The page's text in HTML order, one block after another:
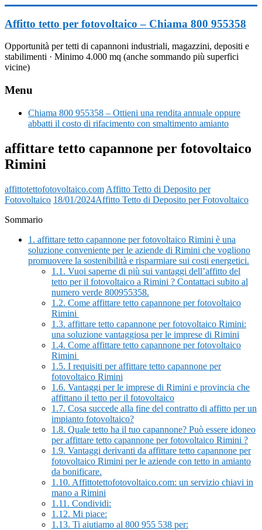
al
contenuto
Affitto tetto per fotovoltaico – Chiama 800 955358
Opportunità per tetti di capannoni industriali, magazzini, depositi e
stabilimenti · Minimo 4.000 mq (anche sommando più superfici
vicine)
Menu
Chiama 800 955358 – Ottieni una rendita annuale oppure
abbatti il costo di rifacimento con smaltimento amianto
affittare tetto capannone per fotovoltaico
Rimini
affittotettofotovoltaico.com Affitto Tetto di Deposito per
Fotovoltaico 18/01/2024Affitto Tetto di Deposito per Fotovoltaico
Sommario
1. affittare tetto capannone per fotovoltaico Rimini è una
soluzione conveniente per le aziende di Rimini che vogliono
promuovere la sostenibilità e risparmiare sui costi energetici.
1.1. Vuoi saperne di più sui vantaggi dell’affitto del
tetto per il fotovoltaico a Rimini ? Contattaci subito al
numero verde 800955358.
1.2. Come affittare tetto capannone per fotovoltaico
Rimini
1.3. affittare tetto capannone per fotovoltaico Rimini:
una soluzione vantaggiosa per le imprese di Rimini
1.4. Come affittare tetto capannone per fotovoltaico
Rimini
1.5. I requisiti per affittare tetto capannone per
fotovoltaico Rimini
1.6. Vantaggi per le imprese di Rimini e provincia che
affittano il tetto per il fotovoltaico
1.7. Cosa succede alla fine del contratto di affitto per un
impianto fotovoltaico?
1.8. Quale tetto ha il tuo capannone? Può essere idoneo
per affittare tetto capannone per fotovoltaico Rimini ?
1.9. Vantaggi derivanti da affittare tetto capannone per
fotovoltaico Rimini per le aziende con tetto in amianto
da bonificare.
1.10. Affittotettofotovoltaico.com: un servizio chiavi in
mano a Rimini
1.11. Condividi:
1.12. Mi piace:
1.13. Ti aiutiamo al 800 955 538 per: